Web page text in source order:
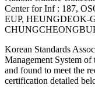
Center for Inf : 187,
EUP, HEUNGDEOK-
Korean Standards
Management System of
and found to meet the
certification detailed